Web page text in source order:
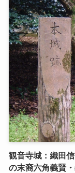
観音寺城：織田
の末裔六角義賢